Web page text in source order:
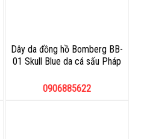
Dây da đồng hồ Bomberg BB-
01 Skull Blue da cá sấu Pháp
0906885622